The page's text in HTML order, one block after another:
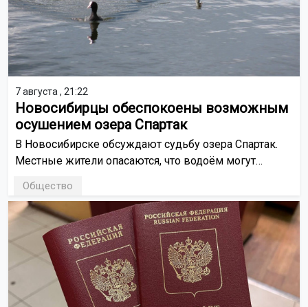
7 августа , 21:22
Новосибирцы обеспокоены возможным
осушением озера Спартак
В Новосибирске обсуждают судьбу озера Спартак.
Местные жители опасаются, что водоём могут
домов. Вопрос планируют рассмотреть на собрании с
представителями властей.
Общество